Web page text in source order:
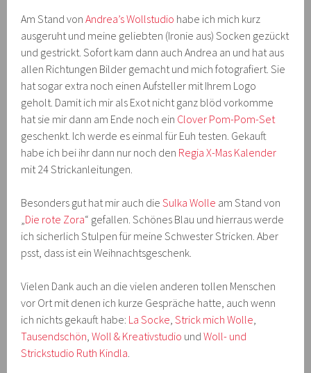
Am Stand vonAndrea’s Wollstudio habe ich mich kurz
ausgeruht und meine geliebten (Ironie aus) Socken gezückt
und gestrickt. Sofort kam dann auch Andrea an und hat aus
allen Richtungen Bilder gemacht und mich fotografiert. Sie
hat sogar extra noch einen Aufsteller mit Ihrem Logo
geholt. Damit ich mir als Exot nicht ganz blöd vorkomme
hat sie mir dann am Ende noch ein Clover Pom-Pom-Set
geschenkt. Ich werde es einmal für Euh testen. Gekauft
habe ich bei ihr dann nur noch den Regia X-Mas Kalender
mit 24 Strickanleitungen.
Besonders gut hat mir auch dieSulka Wolle am Stand von
„Die rote Zora“ gefallen. Schönes Blau und hierraus werde
ich sicherlich Stulpen für meine Schwester Stricken. Aber
psst, dass ist ein Weihnachtsgeschenk.
Vielen Dank auch an die vielen anderen tollen Menschen
vor Ort mit denen ich kurze Gespräche hatte, auch wenn
ich nichts gekauft habe: La Socke,Strick mich Wolle,
Tausendschön,Woll & Kreativstudio undWoll- und
Strickstudio Ruth Kindla.